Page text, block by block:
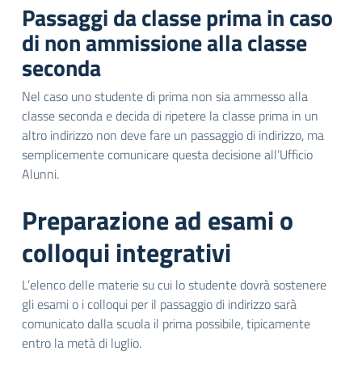
Passaggi da classe prima in caso
di non ammissione alla classe
seconda
Nel caso uno studente di prima non sia ammesso alla
classe seconda e decida di ripetere la classe prima in un
altro indirizzo non deve fare un passaggio di indirizzo, ma
semplicemente comunicare questa decisione all’Ufficio
Alunni.
Preparazione ad esami o
colloqui integrativi
L’elenco delle materie su cui lo studente dovrà sostenere
gli esami o i colloqui per il passaggio di indirizzo sarà
comunicato dalla scuola il prima possibile, tipicamente
entro la metà di luglio.